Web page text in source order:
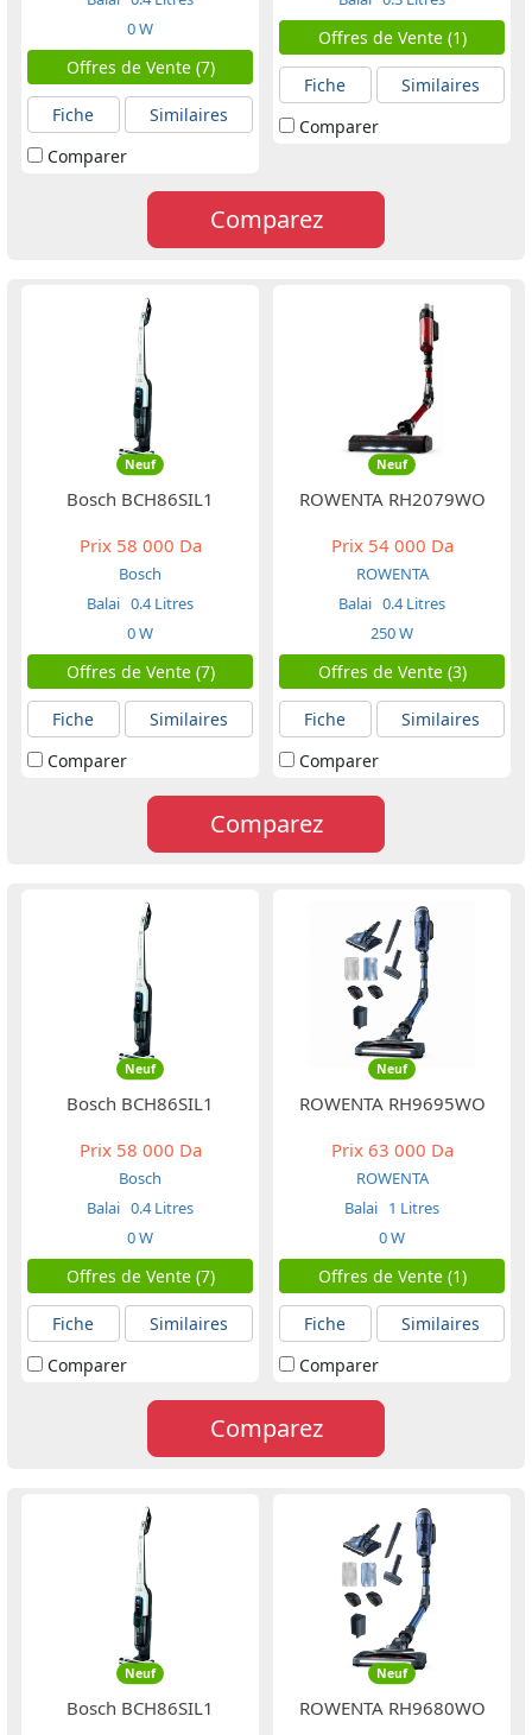
0 W
Offres de Vente (7)
Fiche
Similaires
Comparer
Offres de Vente (1)
Fiche
Similaires
Comparer
Comparez
Neuf
Bosch BCH86SIL1
Prix58 000 Da
Bosch
Balai 0.4 Litres
0 W
Offres de Vente (7)
Fiche
Similaires
Comparer
Neuf
ROWENTA RH2079WO
Prix54 000 Da
ROWENTA
Balai 0.4 Litres
250 W
Offres de Vente (3)
Fiche
Similaires
Comparer
Comparez
Neuf
Bosch BCH86SIL1
Prix58 000 Da
Bosch
Balai 0.4 Litres
0 W
Offres de Vente (7)
Fiche
Similaires
Comparer
Neuf
ROWENTA RH9695WO
Prix63 000 Da
ROWENTA
Balai 1 Litres
0 W
Offres de Vente (1)
Fiche
Similaires
Comparer
Comparez
Neuf
Bosch BCH86SIL1
Neuf
ROWENTA RH9680WO